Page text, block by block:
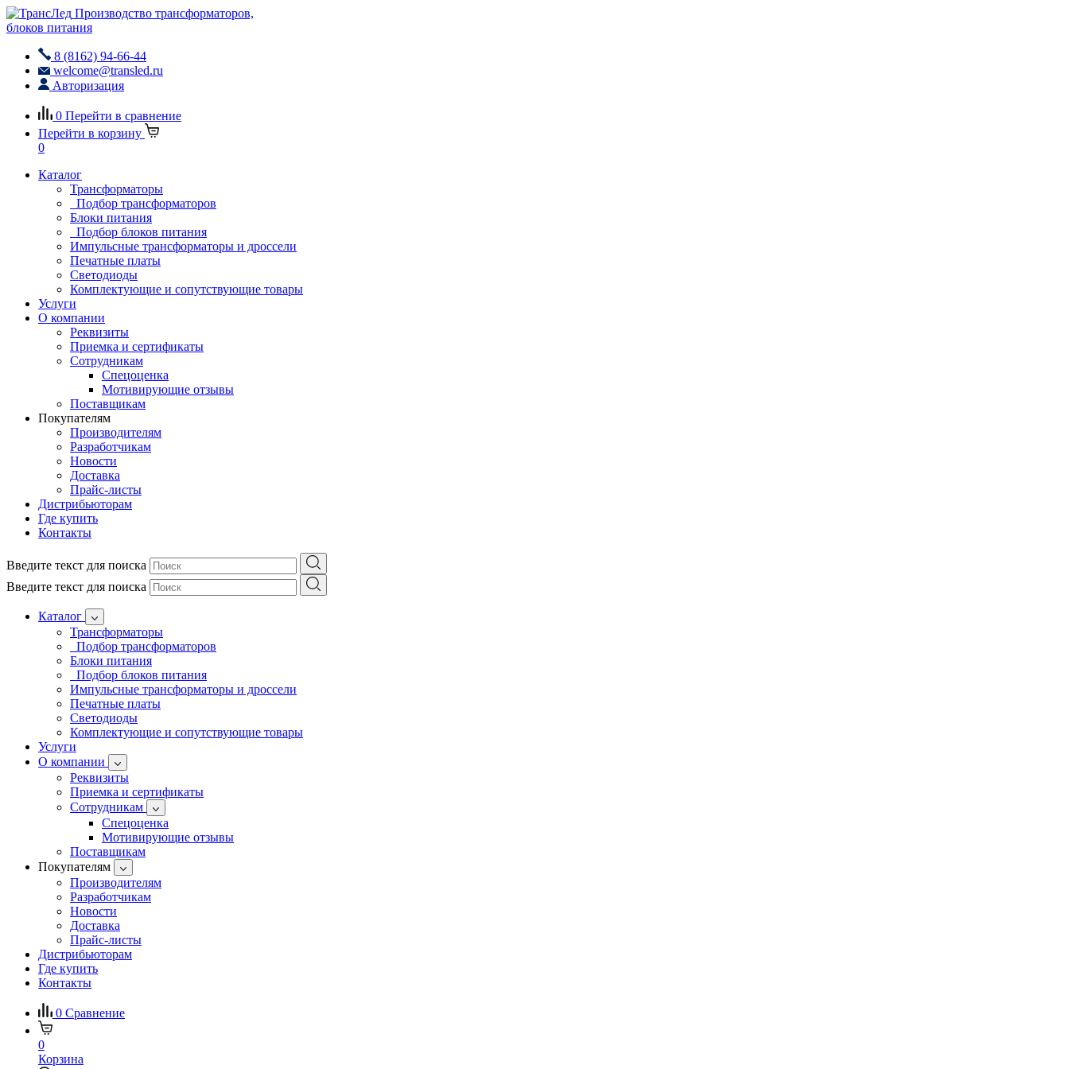
Производство трансформаторов,
блоков питания
8 (8162) 94-66-44
welcome@transled.ru
Авторизация
0 Перейти в сравнение
Перейти в корзину
0
Каталог
Трансформаторы
Подбор трансформаторов
Блоки питания
Подбор блоков питания
Импульсные трансформаторы и дроссели
Печатные платы
Светодиоды
Комплектующие и сопутствующие товары
Услуги
О компании
Реквизиты
Приемка и сертификаты
Сотрудникам
Спецоценка
Мотивирующие отзывы
Поставщикам
Покупателям
Производителям
Разработчикам
Новости
Доставка
Прайс-листы
Дистрибьюторам
Где купить
Контакты
Введите текст для поиска
Введите текст для поиска
Каталог
Трансформаторы
Подбор трансформаторов
Блоки питания
Подбор блоков питания
Импульсные трансформаторы и дроссели
Печатные платы
Светодиоды
Комплектующие и сопутствующие товары
Услуги
О компании
Реквизиты
Приемка и сертификаты
Сотрудникам
Спецоценка
Мотивирующие отзывы
Поставщикам
Покупателям
Производителям
Разработчикам
Новости
Доставка
Прайс-листы
Дистрибьюторам
Где купить
Контакты
0 Сравнение
0
Корзина